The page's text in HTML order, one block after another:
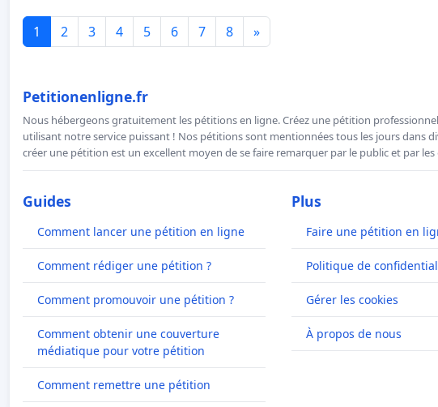
1 2 3 4 5 6 7 8 »
Petitionenligne.fr
Nous hébergeons gratuitement les pétitions en ligne. Créez une pétition
utilisant notre service puissant ! Nos pétitions sont mentionnées tous les jours dans
créer une pétition est un excellent moyen de se faire remarquer par le public et par les
Guides
Comment lancer une pétition en ligne
Comment rédiger une pétition ?
Comment promouvoir une pétition ?
Comment obtenir une couverture
médiatique pour votre pétition
Comment remettre une pétition
Plus
Faire une pétition en
Politique de
Gérer les cookies
À propos de nous